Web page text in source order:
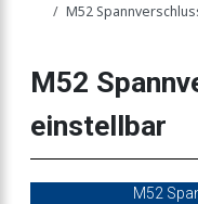
M52
M52
einstellbar
M52